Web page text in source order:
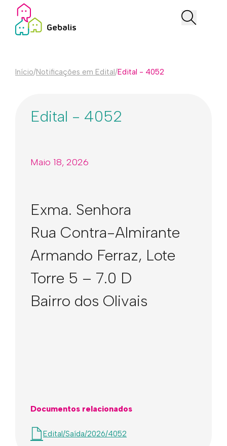
Início/Notificações em Edital/Edital - 4052
Edital - 4052
Maio 18, 2026
Exma. Senhora
Rua Contra-Almirante
Armando Ferraz, Lote
Torre 5 – 7.0 D
Bairro dos Olivais
Documentos relacionados
Edital/Saída/2026/4052